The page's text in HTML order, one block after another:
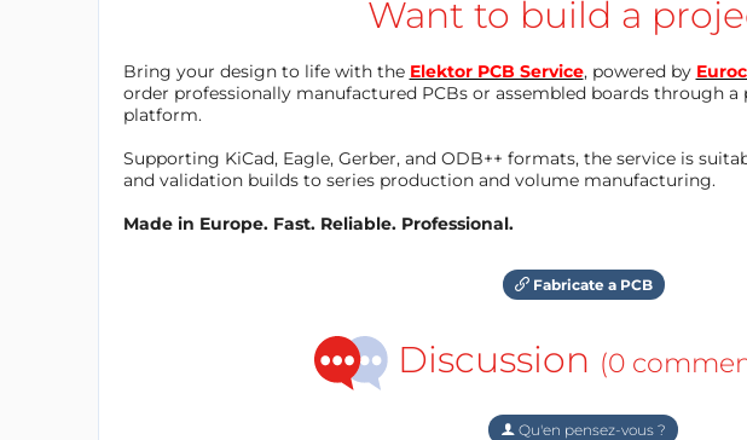
Want to build a
Bring your design to life with the Elektor PCB Service, powered by
order professionally manufactured PCBs or assembled boards through
platform.
Supporting KiCad, Eagle, Gerber, and ODB++ formats, the service is
and validation builds to series production and volume manufacturing.
Made in Europe. Fast. Reliable. Professional.
Fabricate a PCB
Discussion (0
Qu'en pensez-vous ?